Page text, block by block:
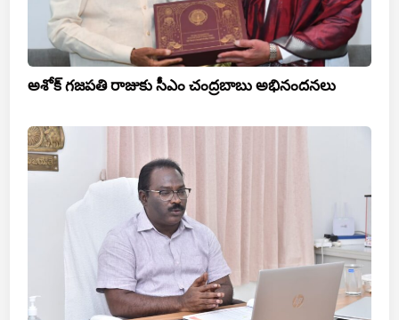
అశోక్ గజపతి రాజుకు సీఎం చంద్రబాబు అభినందనలు